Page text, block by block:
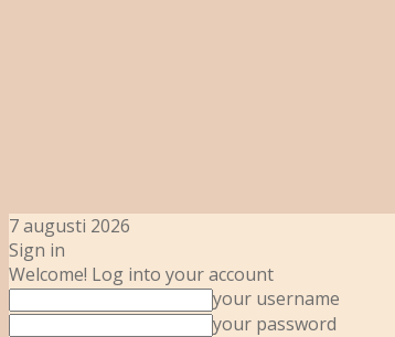
7 augusti 2026
Sign in
Welcome! Log into your account
your username
your password